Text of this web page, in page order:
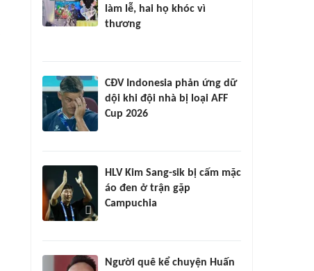
làm lễ, hai họ khóc vì
thương
CĐV Indonesia phản ứng dữ
dội khi đội nhà bị loại AFF
Cup 2026
HLV Kim Sang-sik bị cấm mặc
áo đen ở trận gặp
Campuchia
Người quê kể chuyện Huấn